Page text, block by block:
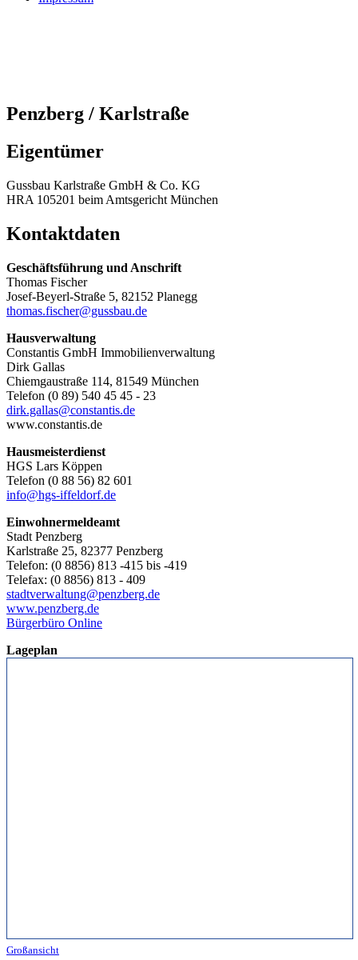
Penzberg / Karlstraße
Eigentümer
Gussbau Karlstraße GmbH & Co. KG
HRA 105201 beim Amtsgericht München
Kontaktdaten
Geschäftsführung und Anschrift
Thomas Fischer
Josef-Beyerl-Straße 5, 82152 Planegg
thomas.fischer@gussbau.de
Hausverwaltung
Constantis GmbH Immobilienverwaltung
Dirk Gallas
Chiemgaustraße 114, 81549 München
Telefon (0 89) 540 45 45 - 23
dirk.gallas@constantis.de
www.constantis.de
Hausmeisterdienst
HGS Lars Köppen
Telefon (0 88 56) 82 601
info@hgs-iffeldorf.de
Einwohnermeldeamt
Stadt Penzberg
Karlstraße 25, 82377 Penzberg
Telefon: (0 8856) 813 -415 bis -419
Telefax: (0 8856) 813 - 409
stadtverwaltung@penzberg.de
www.penzberg.de
Bürgerbüro Online
Lageplan
Großansicht